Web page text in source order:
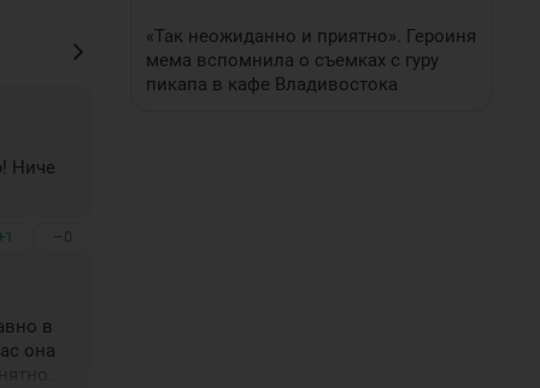
Ниче
–0
в
она
«Так неожиданно и приятно». Героиня
мема вспомнила о съемках с гуру
пикапа в кафе Владивостока